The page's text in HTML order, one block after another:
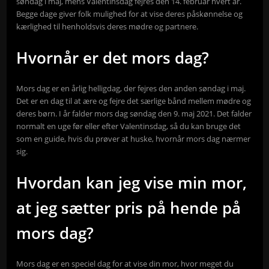
Begge dage giver folk mulighed for at vise deres påskønnelse og
kærlighed til henholdsvis deres mødre og partnere.
Hvornår er det mors dag?
Mors dag er en årlig helligdag, der fejres den anden søndag i maj.
Det er en dag til at ære og fejre det særlige bånd mellem mødre og
deres børn. I år falder mors dag søndag den 9. maj 2021. Det falder
normalt en uge før eller efter Valentinsdag, så du kan bruge det
som en guide, hvis du prøver at huske, hvornår mors dag nærmer
sig.
Hvordan kan jeg vise min mor,
at jeg sætter pris på hende på
mors dag?
Mors dag er en speciel dag for at vise din mor, hvor meget du